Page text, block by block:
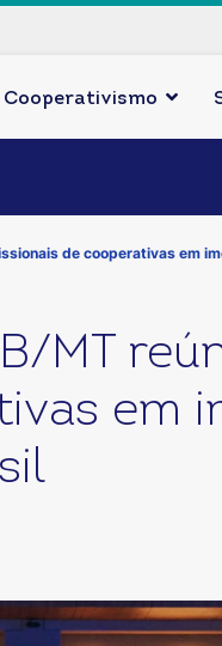
Cooperativismo
de cooperativas em
MT
em